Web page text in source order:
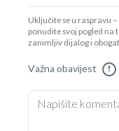
Uključite se u raspravu
ponudite svoj pogled
zanimljiv dijalog i
Važna obavijest !